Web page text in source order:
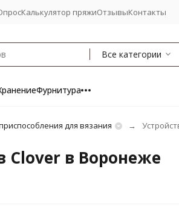
Калькулятор пряжиОтзывыКонтакты
Все категории
Фурнитура
для вязания
Clover в Воронеже